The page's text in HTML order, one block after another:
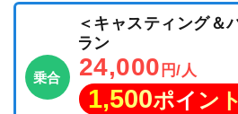
乗合
＜キャスティング＆
ラン
24,000 円/人
1,500ポイン